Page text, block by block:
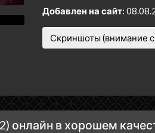
Добавлен на сайт:
Скриншоты (внимание
онлайн в хорошем